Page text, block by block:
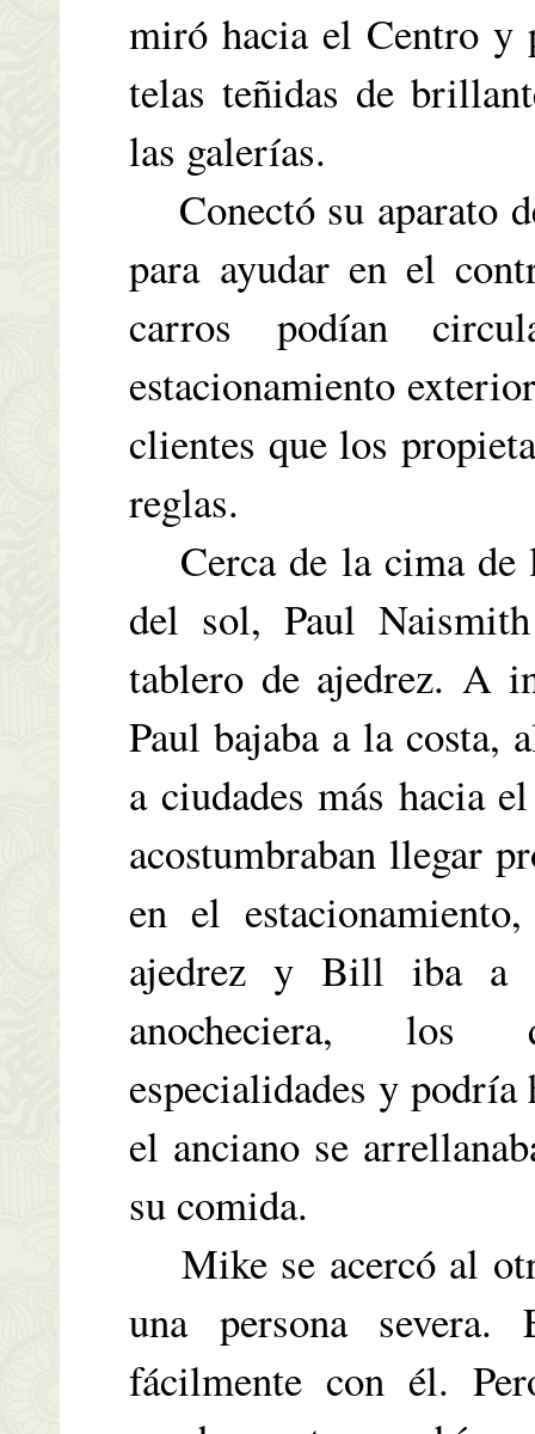
miró hacia el Centro y
telas teñidas de
las galerías.
Conectó su aparato
para ayudar en el
carros podían
estacionamiento
clientes que los
reglas.
Cerca de la cima de
del sol, Paul
tablero de ajedrez. A
Paul bajaba a la costa,
a ciudades más hacia
acostumbraban llegar
en el
ajedrez y Bill iba a
anocheciera, los
especialidades y
el anciano se
su comida.
Mike se acercó al
una persona
fácilmente con él.